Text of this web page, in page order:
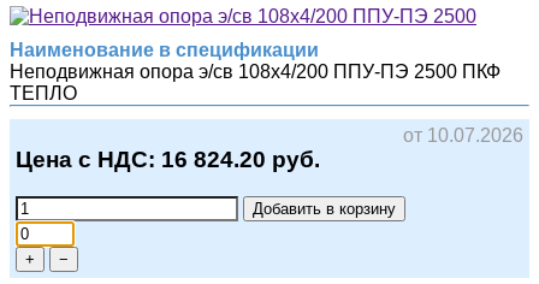
Наименование в спецификации
Неподвижная опора э/св 108х4/200 ППУ-ПЭ 2500 ПКФ
ТЕПЛО
от 10.07.2026
Цена с НДС: 16 824.20 руб.
Добавить в корзину
+ −